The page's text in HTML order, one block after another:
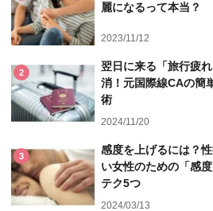
麗になるって本当？
2023/11/12
2
翌日に来る「旅行疲
消！元国際線CAの簡
術
2024/11/20
3
感度を上げるには？
い女性のための「感度
テク5つ
2024/03/13